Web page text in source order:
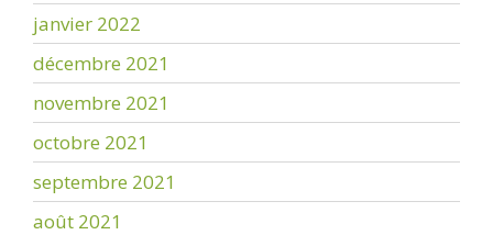
janvier 2022
décembre 2021
novembre 2021
octobre 2021
septembre 2021
août 2021